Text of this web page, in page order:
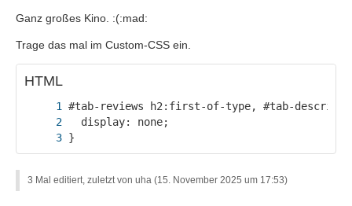
Ganz großes Kino. :(:mad:
Trage das mal im Custom-CSS ein.
HTML
}
3 Mal editiert, zuletzt von uha (15. November 2025 um 17:53)